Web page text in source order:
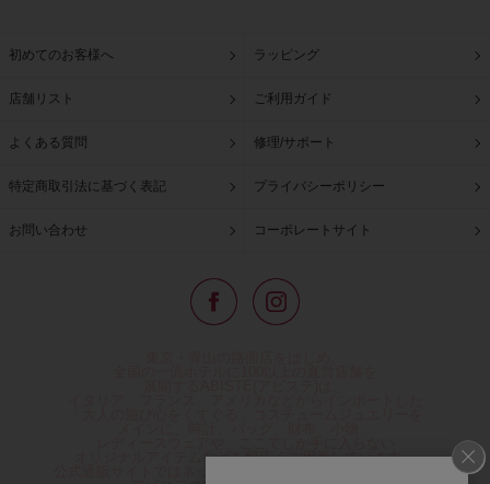
初めてのお客様へ ラッピング
店舗リスト ご利用ガイド
よくある質問 修理/サポート
特定商取引法に基づく表記 プライバシーポリシー
お問い合わせ コーポレートサイト
オリジナルアイテムなどを幅広くご用意しています。